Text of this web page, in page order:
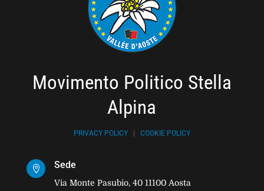
Movimento Politico Stella
Alpina
PRIVACY POLICY| COOKIE POLICY
 Sede
Via Monte Pasubio, 40 11100 Aosta